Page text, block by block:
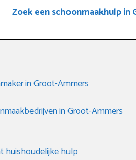
Zoek een schoonmaakhulp
in Groot-Ammers
in Groot-Ammers
huishoudelijke hulp